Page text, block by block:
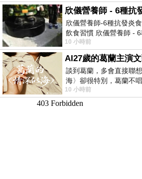
欣儀營養師-6種抗發炎
飲食習慣 欣儀營養師 -
https://
10 小時前
談到葛蘭，多會直接聯
海〉卻很特別，葛蘭不
心演戲。拍攝期間，經
10 小時前